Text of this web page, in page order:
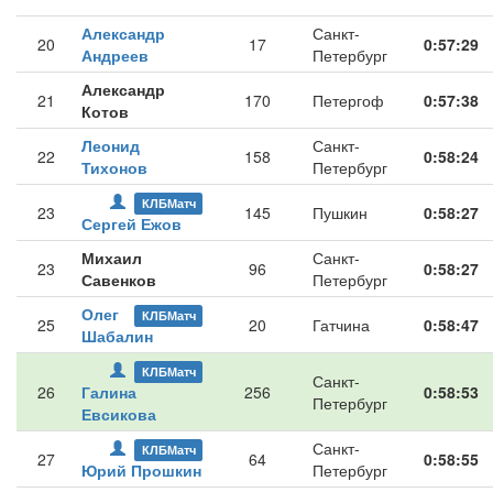
20
Александр
Андреев
17
Санкт-
Петербург
0:57:29
21
Александр
Котов
170 Петергоф 0:57:38
22
Леонид
Тихонов
158
Санкт-
Петербург
0:58:24
23 КЛБМатч
Сергей Ежов 145 Пушкин 0:58:27
23
Михаил
Савенков
96
Санкт-
Петербург
0:58:27
25 КЛБМатч
Олег
Шабалин
20 Гатчина 0:58:47
26
КЛБМатч
Галина
Евсикова
256
Санкт-
Петербург
0:58:53
27 КЛБМатч
Юрий Прошкин 64
Санкт-
Петербург
0:58:55